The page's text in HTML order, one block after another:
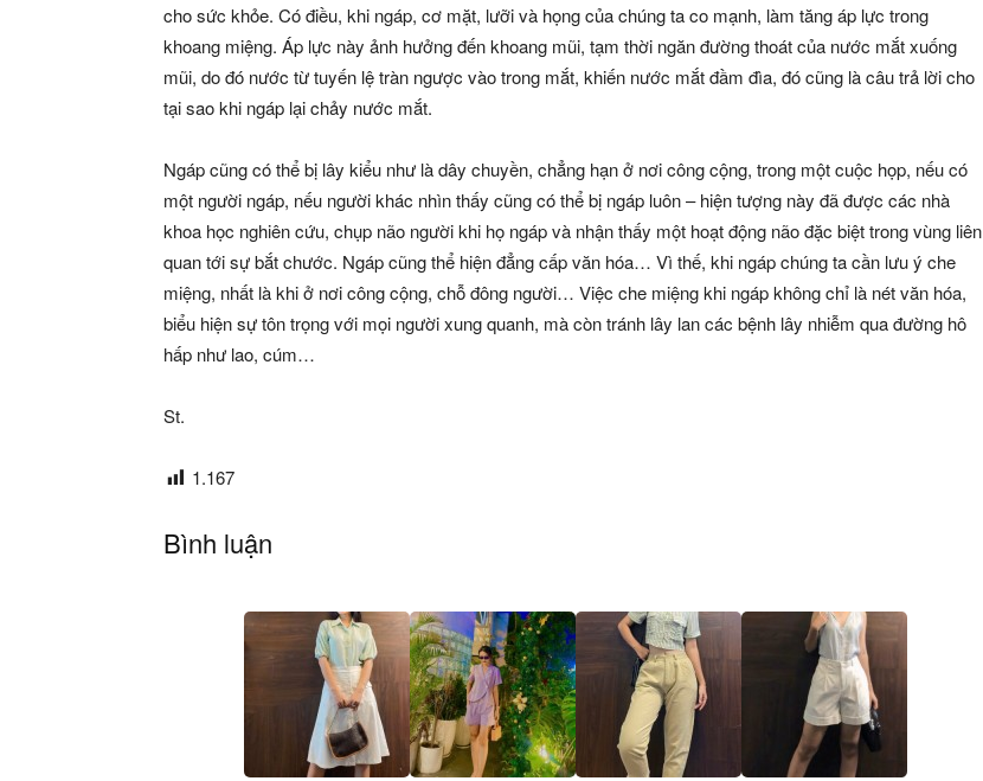
cho sức khỏe. Có điều, khi ngáp, cơ mặt, lưỡi và họng của chúng ta co mạnh, làm tăng áp lực trong
khoang miệng. Áp lực này ảnh hưởng đến khoang mũi, tạm thời ngăn đường thoát của nước mắt xuống
mũi, do đó nước từ tuyến lệ tràn ngược vào trong mắt, khiến nước mắt đầm đìa, đó cũng là câu trả lời cho
tại sao khi ngáp lại chảy nước mắt.
Ngáp cũng có thể bị lây kiểu như là dây chuyền, chẳng hạn ở nơi công cộng, trong một cuộc họp, nếu có
một người ngáp, nếu người khác nhìn thấy cũng có thể bị ngáp luôn – hiện tượng này đã được các nhà
khoa học nghiên cứu, chụp não người khi họ ngáp và nhận thấy một hoạt động não đặc biệt trong vùng liên
quan tới sự bắt chước. Ngáp cũng thể hiện đẳng cấp văn hóa… Vì thế, khi ngáp chúng ta cần lưu ý che
miệng, nhất là khi ở nơi công cộng, chỗ đông người… Việc che miệng khi ngáp không chỉ là nét văn hóa,
biểu hiện sự tôn trọng với mọi người xung quanh, mà còn tránh lây lan các bệnh lây nhiễm qua đường hô
hấp như lao, cúm…
St.
1.167
Bình luận